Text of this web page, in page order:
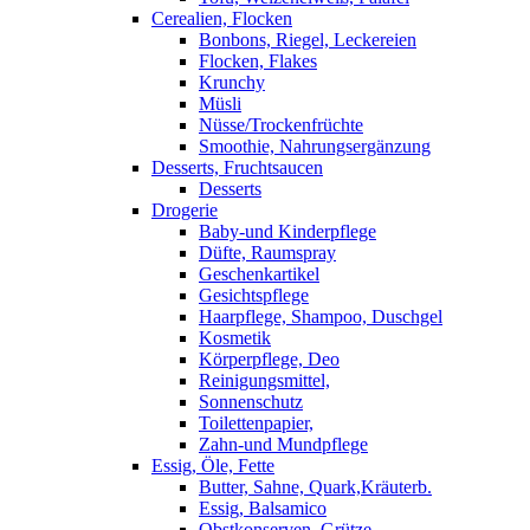
Cerealien, Flocken
Bonbons, Riegel, Leckereien
Flocken, Flakes
Krunchy
Müsli
Nüsse/Trockenfrüchte
Smoothie, Nahrungsergänzung
Desserts, Fruchtsaucen
Desserts
Drogerie
Baby-und Kinderpflege
Düfte, Raumspray
Geschenkartikel
Gesichtspflege
Haarpflege, Shampoo, Duschgel
Kosmetik
Körperpflege, Deo
Reinigungsmittel,
Sonnenschutz
Toilettenpapier,
Zahn-und Mundpflege
Essig, Öle, Fette
Butter, Sahne, Quark,Kräuterb.
Essig, Balsamico